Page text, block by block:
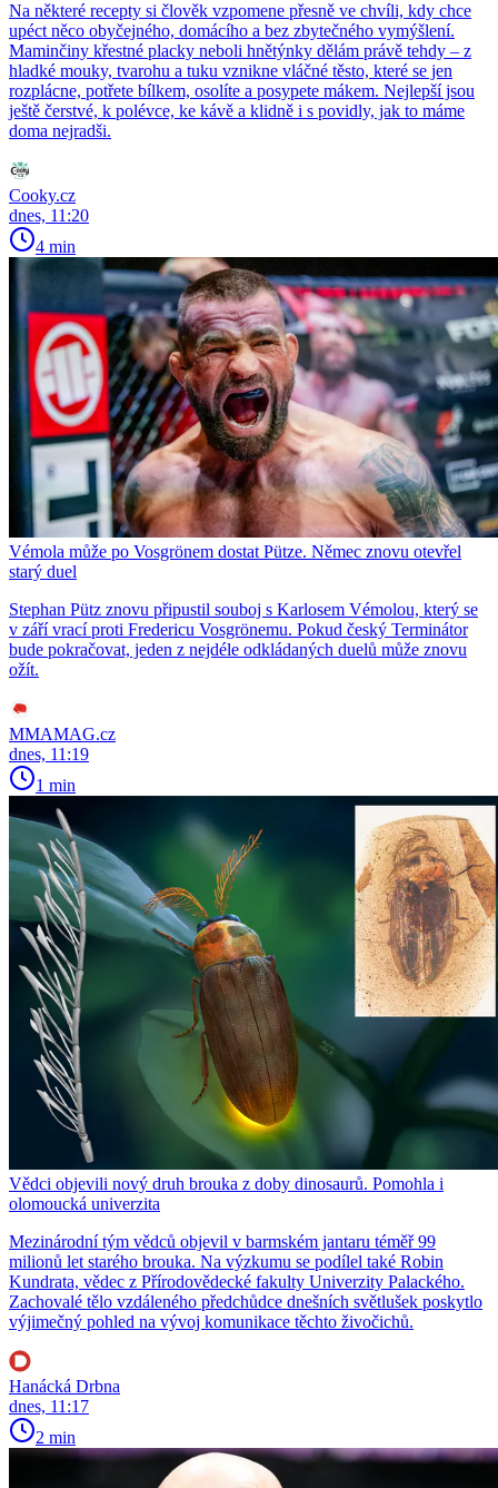
Na některé recepty si člověk vzpomene přesně ve chvíli, kdy chce
upéct něco obyčejného, domácího a bez zbytečného vymýšlení.
Maminčiny křestné placky neboli hnětýnky dělám právě tehdy – z
hladké mouky, tvarohu a tuku vznikne vláčné těsto, které se jen
rozplácne, potřete bílkem, osolíte a posypete mákem. Nejlepší jsou
ještě čerstvé, k polévce, ke kávě a klidně i s povidly, jak to máme
doma nejradši.
Cooky.cz
dnes, 11:20
4 min
Vémola může po Vosgrönem dostat Pütze. Němec znovu otevřel
starý duel
Stephan Pütz znovu připustil souboj s Karlosem Vémolou, který se
v září vrací proti Fredericu Vosgrönemu. Pokud český Terminátor
bude pokračovat, jeden z nejdéle odkládaných duelů může znovu
ožít.
MMAMAG.cz
dnes, 11:19
1 min
Vědci objevili nový druh brouka z doby dinosaurů. Pomohla i
olomoucká univerzita
Mezinárodní tým vědců objevil v barmském jantaru téměř 99
milionů let starého brouka. Na výzkumu se podílel také Robin
Kundrata, vědec z Přírodovědecké fakulty Univerzity Palackého.
Zachovalé tělo vzdáleného předchůdce dnešních světlušek poskytlo
výjimečný pohled na vývoj komunikace těchto živočichů.
Hanácká Drbna
dnes, 11:17
2 min